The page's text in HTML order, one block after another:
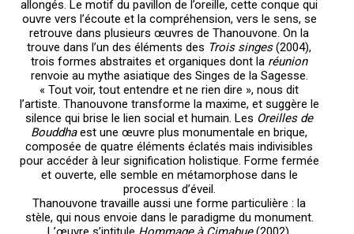
allongés. Le motif du pavillon de l’oreille, cette conque qui
ouvre vers l’écoute et la compréhension, vers le sens, se
retrouve dans plusieurs œuvres de Thanouvone. On la
trouve dans l’un des éléments des Trois singes(2004),
trois formes abstraites et organiques dont la réunion
renvoie au mythe asiatique des Singes de la Sagesse.
« Tout voir, tout entendre et ne rien dire », nous dit
l’artiste. Thanouvone transforme la maxime, et suggère le
silence qui brise le lien social et humain. Les Oreilles de
Bouddhaest une œuvre plus monumentale en brique,
composée de quatre éléments éclatés mais indivisibles
pour accéder à leur signification holistique. Forme fermée
et ouverte, elle semble en métamorphose dans le
processus d’éveil.
Thanouvone travaille aussi une forme particulière : la
stèle, qui nous envoie dans le paradigme du monument.